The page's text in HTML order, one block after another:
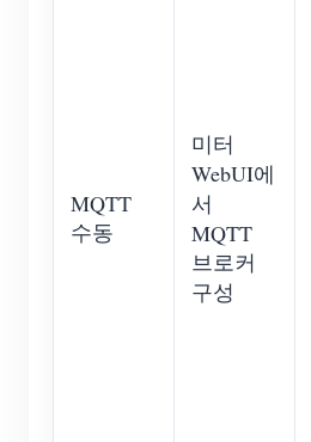
MQTT
수동
미터
WebUI에
서
MQTT
브로커
구성